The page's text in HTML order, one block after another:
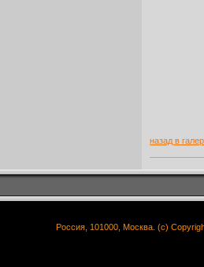
назад в
Россия, 101000, Москва. (c)